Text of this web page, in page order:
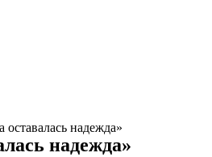
надежда»
надежда»